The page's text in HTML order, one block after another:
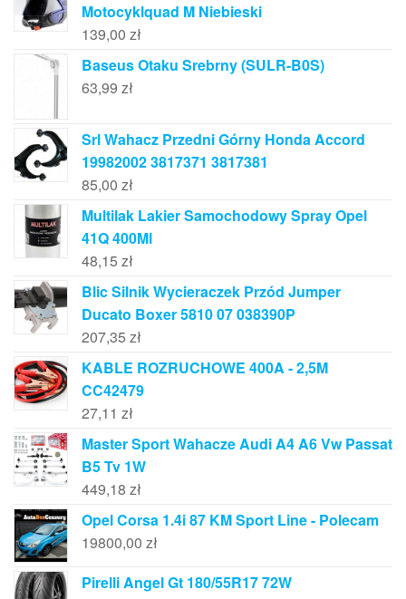
Motocyklquad M Niebieski
139,00 zł
Baseus Otaku Srebrny (SULR-B0S)
63,99 zł
Srl Wahacz Przedni Górny Honda Accord
19982002 3817371 3817381
85,00 zł
Multilak Lakier Samochodowy Spray Opel
41Q 400Ml
48,15 zł
Blic Silnik Wycieraczek Przód Jumper
Ducato Boxer 5810 07 038390P
207,35 zł
KABLE ROZRUCHOWE 400A - 2,5M
CC42479
27,11 zł
Master Sport Wahacze Audi A4 A6 Vw Passat
B5 Tv 1W
449,18 zł
Opel Corsa 1.4i 87 KM Sport Line - Polecam
19800,00 zł
Pirelli Angel Gt 180/55R17 72W